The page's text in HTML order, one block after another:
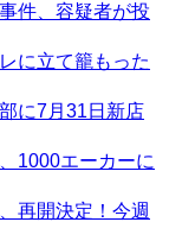
件、容疑者が投
に立て籠もった
に7月31日新店
1000エーカーに
再開決定！今週